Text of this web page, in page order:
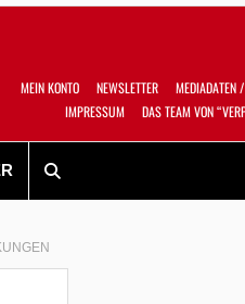
MEIN KONTO NEWSLETTER MEDIADATEN
IMPRESSUM
DAS TEAM VON